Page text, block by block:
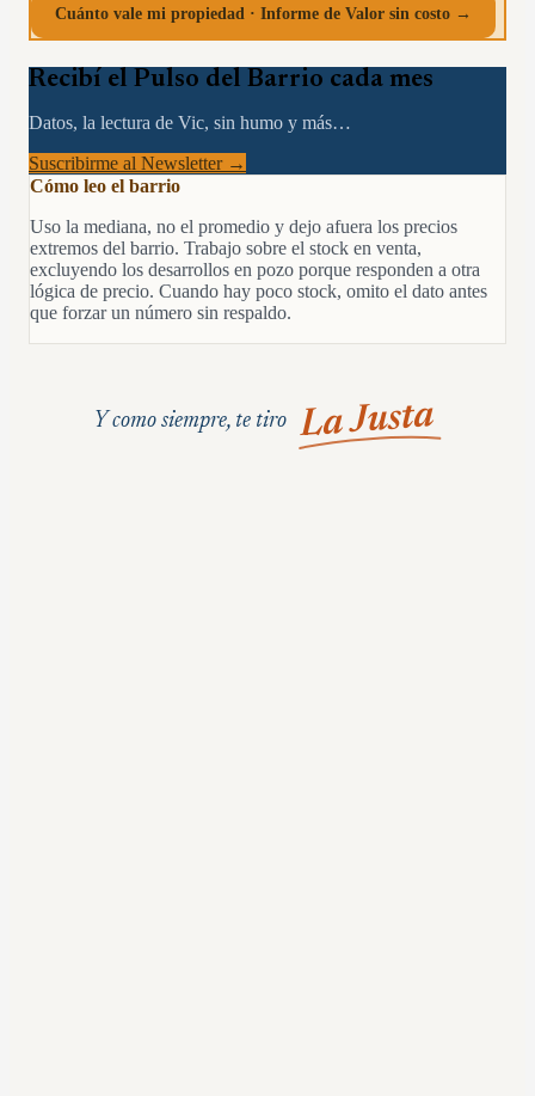
Cuánto vale mi propiedad · Informe de Valor sin costo →
Recibí el Pulso del Barrio cada mes
Datos, la lectura de Vic, sin humo y más…
Suscribirme al Newsletter →
Cómo leo el barrio
Uso la mediana, no el promedio y dejo afuera los precios
extremos del barrio. Trabajo sobre el stock en venta,
excluyendo los desarrollos en pozo porque responden a otra
lógica de precio. Cuando hay poco stock, omito el dato antes
que forzar un número sin respaldo.
Y como siempre, te tiro La Justa